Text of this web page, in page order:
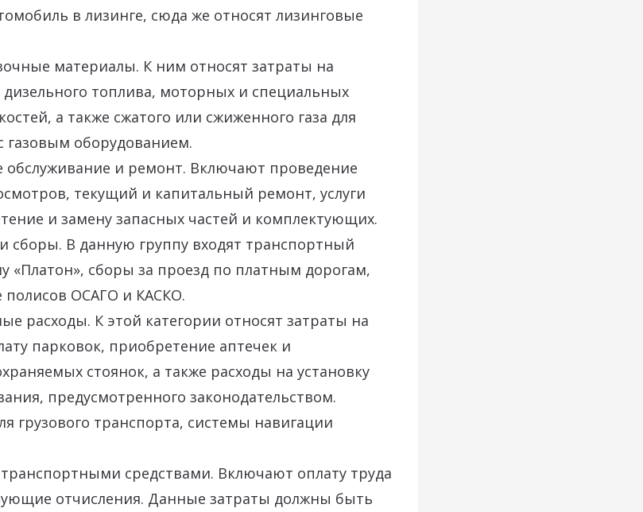
в лизинге, сюда же относят лизинговые
материалы. К ним относят затраты на
топлива, моторных и специальных
а также сжатого или сжиженного газа для
газовым оборудованием.
обслуживание и ремонт. Включают проведение
текущий и капитальный ремонт, услуги
и замену запасных частей и комплектующих.
сборы. В данную группу входят транспортный
«Платон», сборы за проезд по платным дорогам,
полисов ОСАГО и КАСКО.
расходы. К этой категории относят затраты на
парковок, приобретение аптечек и
стоянок, а также расходы на установку
предусмотренного законодательством.
грузового транспорта, системы навигации
средствами. Включают оплату труда
отчисления. Данные затраты должны быть